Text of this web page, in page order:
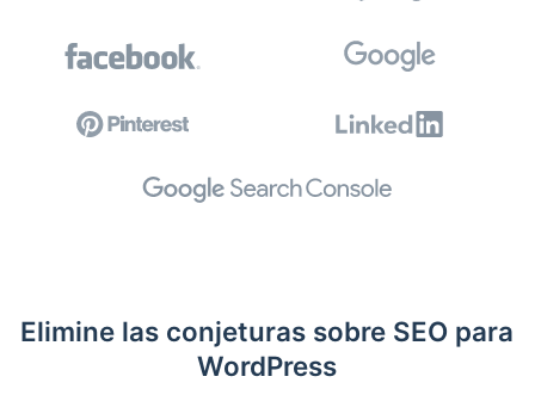
Elimine las conjeturas sobre SEO para
WordPress